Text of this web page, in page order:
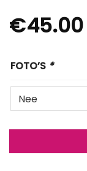
€45.00
FOTO’S *